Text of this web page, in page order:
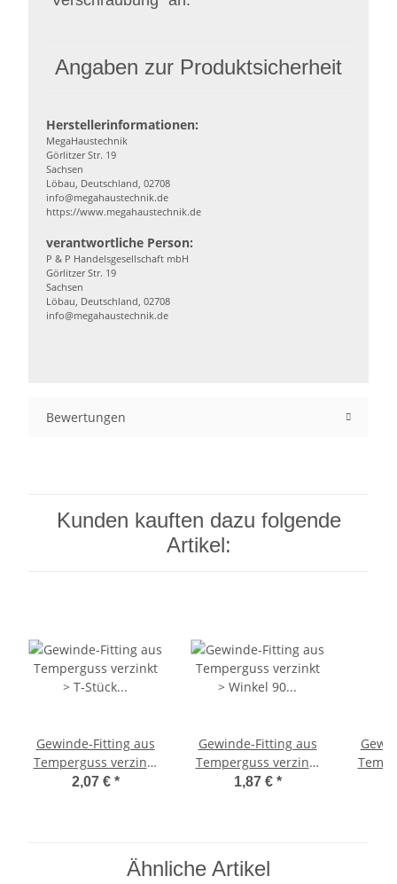
Angaben zur Produktsicherheit
Herstellerinformationen:
MegaHaustechnik
Görlitzer Str. 19
Sachsen
Löbau, Deutschland, 02708
info@megahaustechnik.de
https://www.megahaustechnik.de
verantwortliche Person:
P & P Handelsgesellschaft mbH
Görlitzer Str. 19
Sachsen
Löbau, Deutschland, 02708
info@megahaustechnik.de
Bewertungen
Kunden kauften dazu folgende
Artikel:
Gewinde-Fitting aus
Temperguss verzinkt
> T-Stück mit
2,07 € *
Gewinde-Fitting aus
Temperguss verzinkt
> Winkel 90 Grad mit
1,87 € *
Ähnliche Artikel